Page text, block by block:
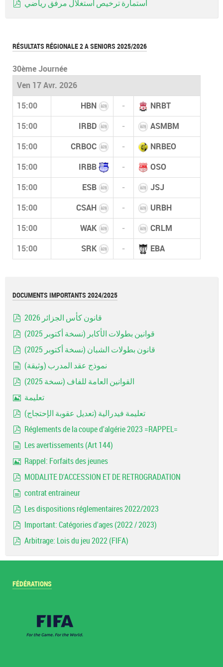
استمارة ترخيص استغلال مرفق رياضي
RÉSULTATS RÉGIONALE 2 A SENIORS 2025/2026
30ème Journée
Ven 17 Avr. 2026
15:00 HBN - NRBT
15:00 IRBD - ASMBM
15:00 CRBOC - NRBEO
15:00 IRBB - OSO
15:00 ESB - JSJ
15:00 CSAH - URBH
15:00 WAK - CRLM
15:00 SRK - EBA
DOCUMENTS IMPORTANTS 2024/2025
قانون كأس الجزائر 2026
قوانين بطولات الأكابر (نسخة أكتوبر 2025)
قانون بطولات الشبان (نسخة أكتوبر 2025)
نموذج عقد المدرب (وثيقة)
القوانين العامة للفاف (نسخة 2025)
تعليمة
تعليمة فيدرالية (تعديل عقوبة الإحتجاج)
Réglements de la coupe d'algérie 2023 =RAPPEL=
Les avertissements (Art 144)
Rappel: Forfaits des jeunes
MODALITE D'ACCESSION ET DE RETROGRADATION
contrat entraineur
Les dispositions réglementaires 2022/2023
Important: Catégories d'ages (2022 / 2023)
Arbitrage: Lois du jeu 2022 (FIFA)
FÉDÉRATIONS